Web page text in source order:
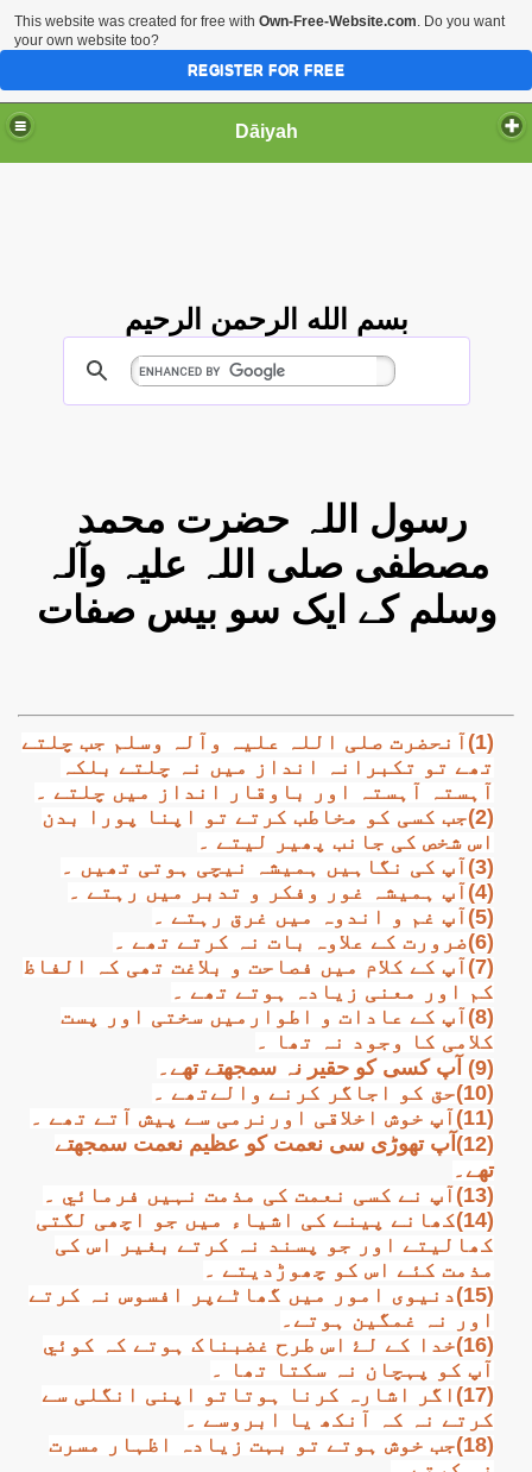
Dāiyah
بسم الله الرحمن الرحيم
مصطفی صلی اللہ علیہ وآلہ
وسلم کے ایک سو بیس صفات
(1)آنحضرت صلی اللہ علیہ وآلہ وسلم جب چلتے
تھے تو تکبرانہ انداز میں نہ چلتے بلکہ
آہستہ آہستہ اور باوقار انداز میں چلتے ۔
(2)جب کسی کو مخاطب کرتے تو اپنا پورا بدن
اس شخص کی جانب پھیر لیتے ۔
(3)آپ کی نگاہیں ہمیشہ نیچی ہوتی تھیں ۔
(4)آپ ہمیشہ غور وفکر و تدبر میں رہتے ۔
(5)آپ غم و اندوہ میں غرق رہتے ۔
(6)ضرورت کے علاوہ بات نہ کرتے تھے ۔
(7)آپ کے کلام میں فصاحت و بلاغت تھی کہ الفاظ
کم اور معنی زیادہ ہوتے تھے ۔
(8)آپ کے عادات و اطوارمیں سختی اور پست
کلامی کا وجود نہ تھا ۔
(9) آپ کسی کو حقیر نہ سمجھتے تھے۔
(10)حق کو اجاگر کرنے والےتھے ۔
(11)آپ خوش اخلاقی اورنرمی سے پیش آتے تھے ۔
(12)آپ تھوڑی سی نعمت کو عظیم نعمت سمجھتے
تھے۔
(13)آپ نے کسی نعمت کی مذمت نہیں فرمائي ۔
(14)کھانے پینے کی اشیاء میں جو اچھی لگتی
کھالیتے اور جو پسند نہ کرتے بغیر اس کی
مذمت کئے اس کو چھوڑدیتے ۔
(15)دنیوی امور میں گھاٹےپر افسوس نہ کرتے
اور نہ غمگین ہوتے۔
(16)خدا کے لۓ اس طرح غضبناک ہوتے کہ کوئي
آپ کو پہچان نہ سکتا تھا ۔
(17)اگر اشارہ کرنا ہوتاتو اپنی انگلی سے
کرتے نہ کہ آنکھ یا ابروسے ۔
(18)جب خوش ہوتے تو بہت زیادہ اظہار مسرت
This website was created for free with Own-Free-Website.com. Do you want
your own website too?
REGISTER FOR FREE